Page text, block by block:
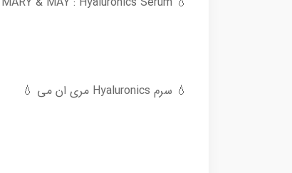
💧 سرم Hyaluronics مری ان می 💧